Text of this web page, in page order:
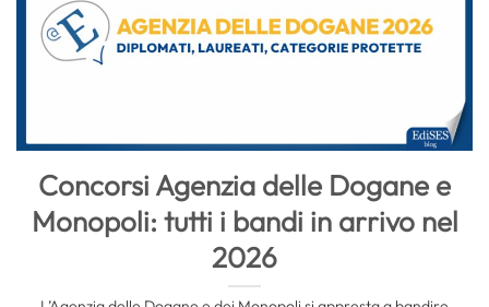
Concorsi Agenzia delle Dogane e
Monopoli: tutti i bandi in arrivo nel
2026